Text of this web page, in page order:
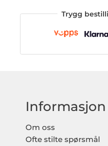
Trygg
Informasjon
Om oss
Ofte stilte spørsmål